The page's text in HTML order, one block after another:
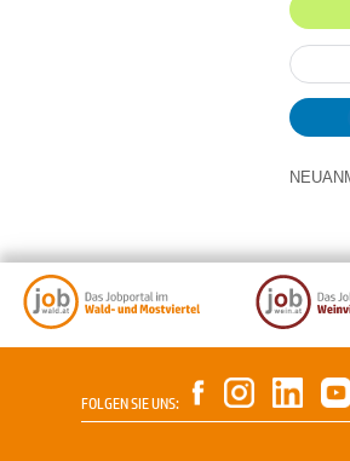
FOLGEN SIE UNS: